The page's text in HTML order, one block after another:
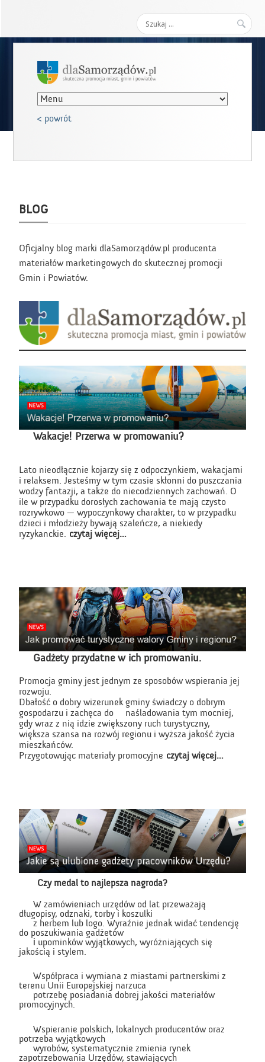
Szukaj:
< powrót
BLOG
Oficjalny blog marki dlaSamorządów.pl producenta
materiałów marketingowych do skutecznej promocji
Gmin i Powiatów.
Wakacje! Przerwa w promowaniu?
Lato nieodłącznie kojarzy się z odpoczynkiem, wakacjami
i relaksem. Jesteśmy w tym czasie skłonni do puszczania
wodzy fantazji, a także do niecodziennych zachowań. O
ile w przypadku dorosłych zachowania te mają czysto
rozrywkowo — wypoczynkowy charakter, to w przypadku
dzieci i młodzieży bywają szaleńcze, a niekiedy
ryzykanckie. czytaj więcej…
Gadżety przydatne w ich promowaniu.
Promocja gminy jest jednym ze sposobów wspierania jej
rozwoju.
Dbałość o dobry wizerunek gminy świadczy o dobrym
gospodarzu i zachęca do naśladowania tym mocniej,
gdy wraz z nią idzie zwiększony ruch turystyczny,
większa szansa na rozwój regionu i wyższa jakość życia
mieszkańców.
Przygotowując materiały promocyjne czytaj więcej…
Czy medal to najlepsza nagroda?
W zamówieniach urzędów od lat przeważają
długopisy, odznaki, torby i koszulki
z herbem lub logo. Wyraźnie jednak widać tendencję
do poszukiwania gadżetów
i upominków wyjątkowych, wyróżniających się
jakością i stylem.
Współpraca i wymiana z miastami partnerskimi z
terenu Unii Europejskiej narzuca
potrzebę posiadania dobrej jakości materiałów
promocyjnych.
Wspieranie polskich, lokalnych producentów oraz
potrzeba wyjątkowych
wyrobów, systematycznie zmienia rynek
zapotrzebowania Urzędów, stawiających